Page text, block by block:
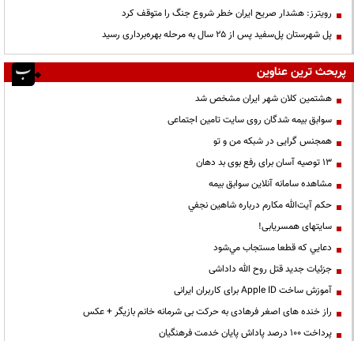
رویترز: هشدار صریح ایران خطر شروع جنگ را متوقف کرد
پل شهرستان پل‌سفید پس از ۲۵ سال به مرحله بهره‌برداری رسید
پربحث ترین عناوین
هشتمین کلان شهر ایران مشخص شد
سوابق بیمه شدگان روی سایت تامین اجتماعی
همجنس گرایی در شبکه من و تو
13 توصیه آسان برای رفع بوی بد دهان
مشاهده سامانه آنلاين سوابق بیمه
حكم آيت‌الله مكارم درباره شاهين نجفي
سایتهای همسریابی!
دعايي كه قطعا مستجاب مي‌شود
جزئیات جدید قتل روح الله داداشی
آموزش ساخت Apple ID برای کاربران ایرانی
راز خنده های اصغر فرهادی به حرکت بی شرمانه خانم بازیگر + عکس
پرداخت ۱۰۰ درصد پاداش پایان خدمت فرهنگیان